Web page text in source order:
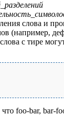
слова и
(например,
с тире
что foo-bar,